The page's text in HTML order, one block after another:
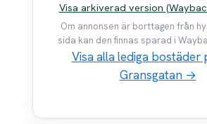
Visa arkiverad version
Om annonsen är borttagen från
sida kan den finnas sparad i
Visa alla lediga bostäder
Gransgatan →